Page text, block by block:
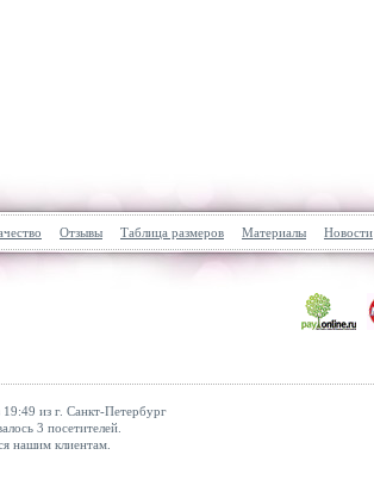
Отзывы Таблица размеров Материалы Новости
из г. Санкт-Петербург
3 посетителей.
нашим клиентам.